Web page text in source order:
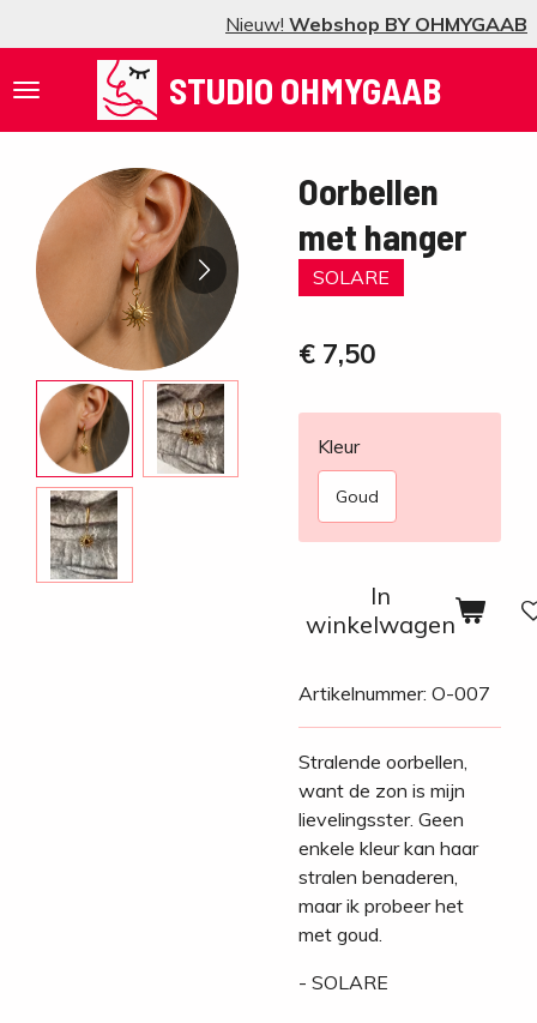
Nieuw! Webshop BY OHMYGAAB
direct
naar
STUDIO OHMYGAAB
Oorbellen
met hanger
SOLARE
€ 7,50
Kleur
Goud
In
winkelwagen
Artikelnummer: O-007
Stralende oorbellen,
want de zon is mijn
lievelingsster. Geen
enkele kleur kan haar
stralen benaderen,
maar ik probeer het
met goud.
- SOLARE